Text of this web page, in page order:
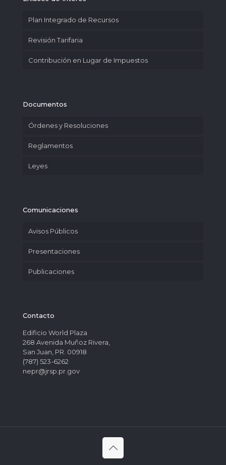
Plan Integrado de Recursos
Revisión Tarifaria
Contribución en Lugar de Impuestos
Documentos
Órdenes y Resoluciones
Reglamentos
Leyes
Comunicaciones
Avisos Públicos
Presentaciones
Publicaciones
Contacto
Edificio World Plaza
268 Avenida Muñoz Rivera,
San Juan, PR. 00918
(787) 523-6262
nepr@jrsp.pr.gov